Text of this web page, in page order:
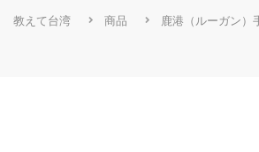
教えて台湾 商品 鹿港（ルーガン）